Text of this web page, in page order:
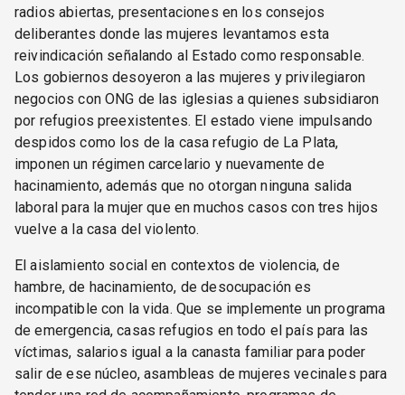
radios abiertas, presentaciones en los consejos
deliberantes donde las mujeres levantamos esta
reivindicación señalando al Estado como responsable.
Los gobiernos desoyeron a las mujeres y privilegiaron
negocios con ONG de las iglesias a quienes subsidiaron
por refugios preexistentes. El estado viene impulsando
despidos como los de la casa refugio de La Plata,
imponen un régimen carcelario y nuevamente de
hacinamiento, además que no otorgan ninguna salida
laboral para la mujer que en muchos casos con tres hijos
vuelve a la casa del violento.
El aislamiento social en contextos de violencia, de
hambre, de hacinamiento, de desocupación es
incompatible con la vida. Que se implemente un programa
de emergencia, casas refugios en todo el país para las
víctimas, salarios igual a la canasta familiar para poder
salir de ese núcleo, asambleas de mujeres vecinales para